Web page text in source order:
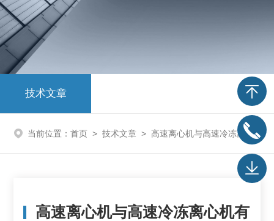
技术文章
当前位置： 首页 > 技术文章 > 高速离心机与高速冷冻离心机有什么区别，它们的作用是什么？
高速离心机与高速冷冻离心机有